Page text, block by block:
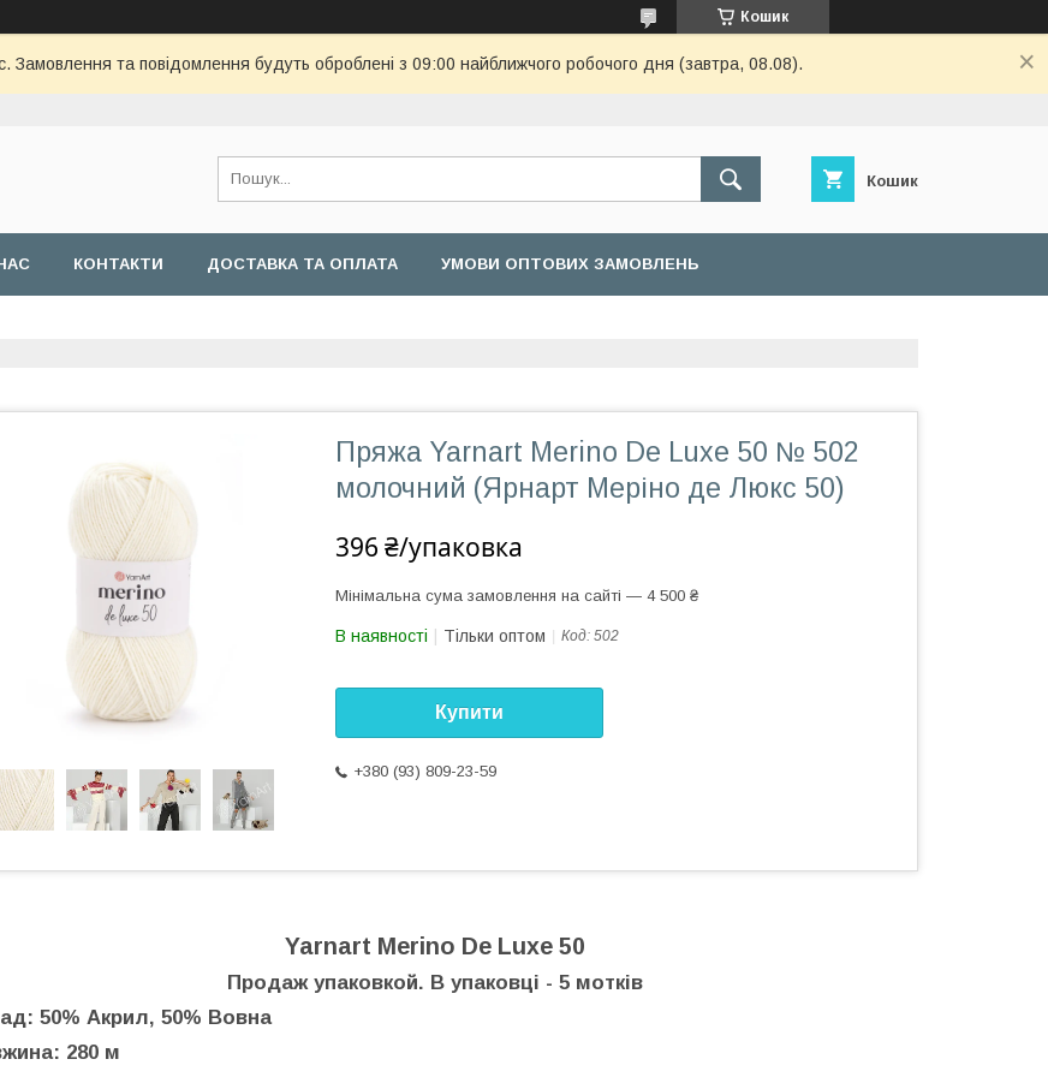
Кошик
Замовлення та повідомлення будуть оброблені з 09:00 найближчого робочого дня (завтра, 08.08).
Кошик
КОНТАКТИ ДОСТАВКА ТА ОПЛАТА УМОВИ ОПТОВИХ ЗАМОВЛЕНЬ
Пряжа Yarnart Merino De Luxe 50 № 502
молочний (Ярнарт Меріно де Люкс 50)
396 ₴/упаковка
Мінімальна сума замовлення на сайті — 4 500 ₴
В наявності Тільки оптом Код: 502
Купити
+380 (93) 809-23-59
Yarnart Merino De Luxe 50
Продаж упаковкой. В упаковці - 5 мотків
50% Акрил, 50% Вовна
280 м